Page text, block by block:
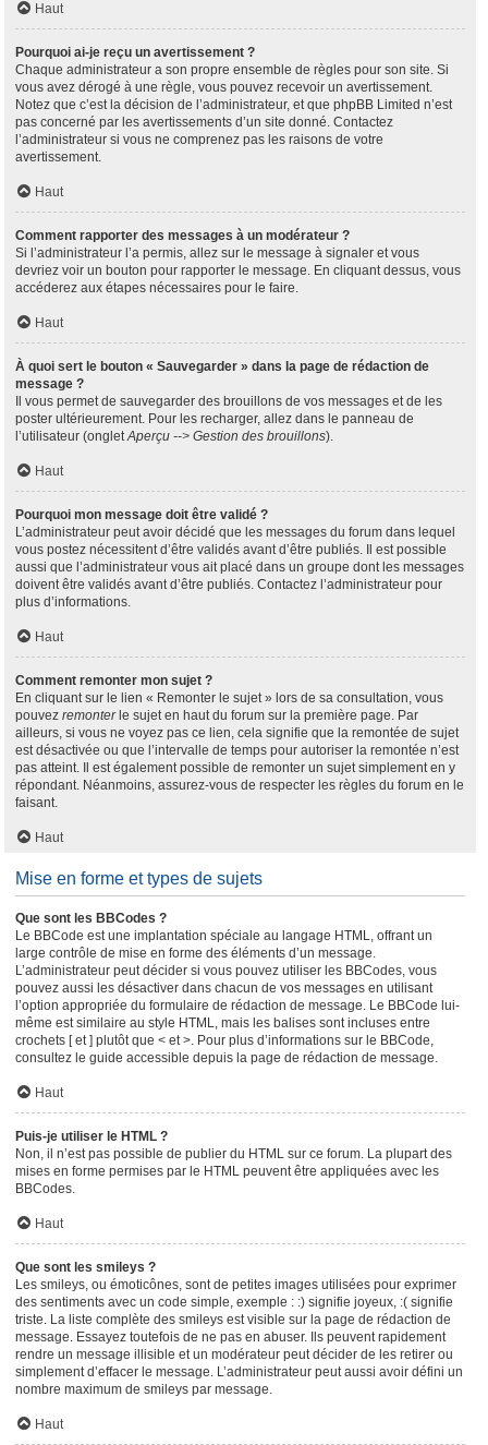
Haut
Pourquoi ai-je reçu un avertissement ?
Chaque administrateur a son propre ensemble de règles pour son site. Si
vous avez dérogé à une règle, vous pouvez recevoir un avertissement.
Notez que c’est la décision de l’administrateur, et que phpBB Limited n’est
pas concerné par les avertissements d’un site donné. Contactez
l’administrateur si vous ne comprenez pas les raisons de votre
avertissement.
Haut
Comment rapporter des messages à un modérateur ?
Si l’administrateur l’a permis, allez sur le message à signaler et vous
devriez voir un bouton pour rapporter le message. En cliquant dessus, vous
accéderez aux étapes nécessaires pour le faire.
Haut
À quoi sert le bouton « Sauvegarder » dans la page de rédaction de
message ?
Il vous permet de sauvegarder des brouillons de vos messages et de les
poster ultérieurement. Pour les recharger, allez dans le panneau de
l’utilisateur (ongletAperçu --> Gestion des brouillons).
Haut
Pourquoi mon message doit être validé ?
L’administrateur peut avoir décidé que les messages du forum dans lequel
vous postez nécessitent d’être validés avant d’être publiés. Il est possible
aussi que l’administrateur vous ait placé dans un groupe dont les messages
doivent être validés avant d’être publiés. Contactez l’administrateur pour
plus d’informations.
Haut
Comment remonter mon sujet ?
En cliquant sur le lien « Remonter le sujet » lors de sa consultation, vous
pouvez remonterle sujet en haut du forum sur la première page. Par
ailleurs, si vous ne voyez pas ce lien, cela signifie que la remontée de sujet
est désactivée ou que l’intervalle de temps pour autoriser la remontée n’est
pas atteint. Il est également possible de remonter un sujet simplement en y
répondant. Néanmoins, assurez-vous de respecter les règles du forum en le
faisant.
Haut
Mise en forme et types de sujets
Que sont les BBCodes ?
Le BBCode est une implantation spéciale au langage HTML, offrant un
large contrôle de mise en forme des éléments d’un message.
L’administrateur peut décider si vous pouvez utiliser les BBCodes, vous
pouvez aussi les désactiver dans chacun de vos messages en utilisant
l’option appropriée du formulaire de rédaction de message. Le BBCode lui-
même est similaire au style HTML, mais les balises sont incluses entre
crochets [ et ] plutôt que < et >. Pour plus d’informations sur le BBCode,
consultez le guide accessible depuis la page de rédaction de message.
Haut
Puis-je utiliser le HTML ?
Non, il n’est pas possible de publier du HTML sur ce forum. La plupart des
mises en forme permises par le HTML peuvent être appliquées avec les
BBCodes.
Haut
Que sont les smileys ?
Les smileys, ou émoticônes, sont de petites images utilisées pour exprimer
des sentiments avec un code simple, exemple : :) signifie joyeux, :( signifie
triste. La liste complète des smileys est visible sur la page de rédaction de
message. Essayez toutefois de ne pas en abuser. Ils peuvent rapidement
rendre un message illisible et un modérateur peut décider de les retirer ou
simplement d’effacer le message. L’administrateur peut aussi avoir défini un
nombre maximum de smileys par message.
Haut